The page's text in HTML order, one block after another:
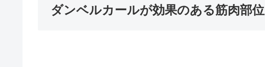
ダンベルカールが効果のある筋肉部位